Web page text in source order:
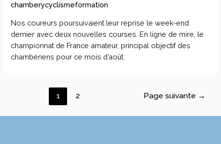
chamberycyclismeformation
Nos coureurs poursuivaient leur reprise le week-end
dernier avec deux nouvelles courses. En ligne de mire, le
championnat de France amateur, principal objectif des
chambériens pour ce mois d’août.
1 2 Page suivante →